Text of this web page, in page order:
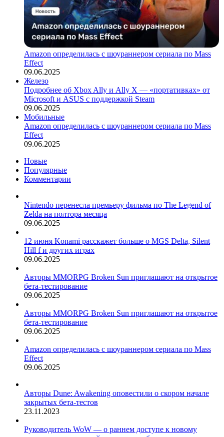
Amazon определилась с шоураннером сериала по Mass
Effect
09.06.2025
Железо
Подробнее об Xbox Ally и Ally X — «портативках» от
Microsoft и ASUS с поддержкой Steam
09.06.2025
Мобильные
Amazon определилась с шоураннером сериала по Mass
Effect
09.06.2025
Новые
Популярные
Комментарии
Nintendo перенесла премьеру фильма по The Legend of
Zelda на полтора месяца
09.06.2025
12 июня Konami расскажет больше о MGS Delta, Silent
Hill f и других играх
09.06.2025
Авторы MMORPG Broken Sun приглашают на открытое
бета-тестирование
09.06.2025
Авторы MMORPG Broken Sun приглашают на открытое
бета-тестирование
09.06.2025
Amazon определилась с шоураннером сериала по Mass
Effect
09.06.2025
Авторы Dune: Awakening оповестили о скором начале
закрытых бета-тестов
23.11.2023
Руководитель WoW — о раннем доступе к новому